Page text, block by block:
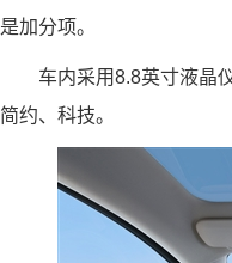
是加分项。
车内采用8.8英寸液晶
简约、科技。